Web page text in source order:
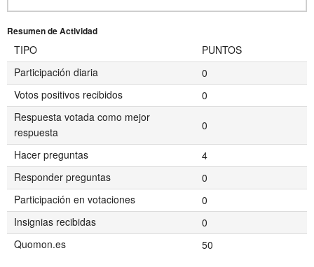
Resumen de Actividad
TIPO
PUNTOS
Participación diaria
0
Votos positivos recibidos
0
Respuesta votada como mejor
respuesta
0
Hacer preguntas
4
Responder preguntas
0
Participación en votaciones
0
Insignias recibidas
0
Quomon.es
50